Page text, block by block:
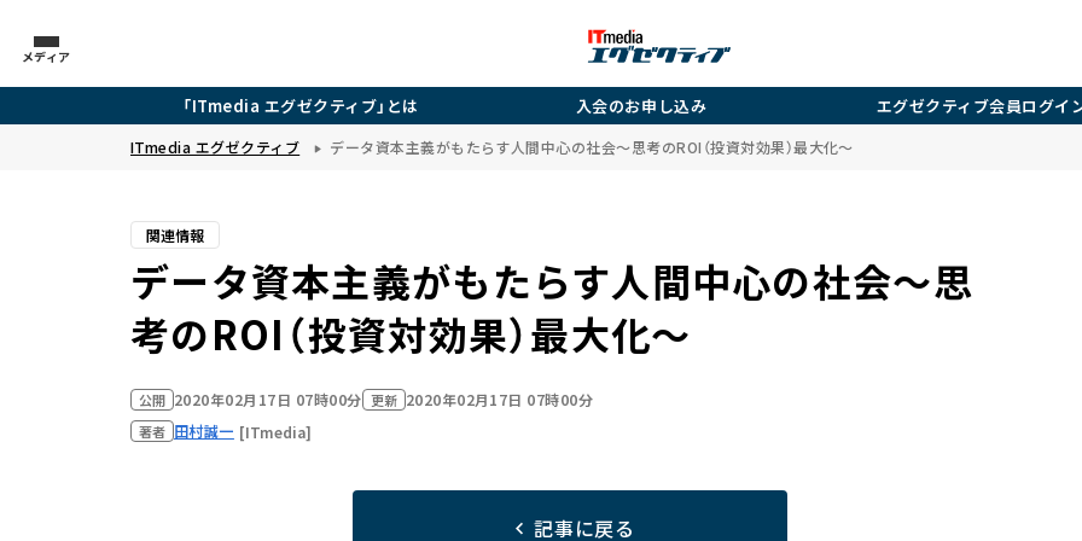
メディア
「ITmedia エグゼクティブ」とは 入会のお申し込み エグゼクティブ会員ログイ
ITmedia エグゼクティブ データ資本主義がもたらす人間中心の社会～思考のROI（投資対効果）最大化～
関連情報
データ資本主義がもたらす人間中心の社会～思
考のROI（投資対効果）最大化～
公開 2020年02月17日 07時00分 更新 2020年02月17日 07時00分
著者 田村誠一 [ITmedia]
記事に戻る